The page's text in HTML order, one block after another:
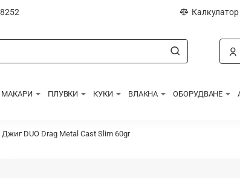
МАКАРИ ПЛУВКИ КУКИ ВЛАКНА ОБОРУДВАНЕ
Джиг DUO Drag Metal Cast Slim 60gr